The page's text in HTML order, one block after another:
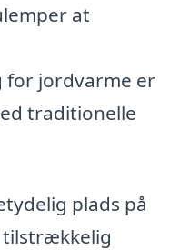
at
for jordvarme er
traditionelle
plads på
tilstrækkelig